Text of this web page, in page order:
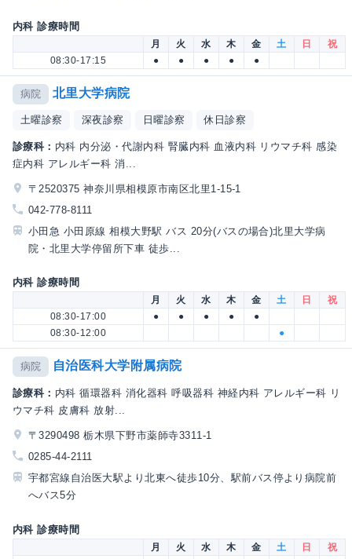
内科 診療時間
月 火 水 木 金 土 日
祝
08:30-17:15
● ● ● ● ●
病院 北里大学病院
土曜診察 深夜診察 日曜診察 休日診察
診療科： 内科 内分泌・代謝内科 腎臓内科 血液内科 リウマチ科 感染
症内科 アレルギー科 消...
〒2520375 神奈川県相模原市南区北里1-15-1
042-778-8111
小田急 小田原線 相模大野駅 バス 20分(バスの場合)北里大学病
院・北里大学停留所下車 徒歩...
内科 診療時間
月 火 水 木 金 土 日
祝
08:30-17:00
● ● ● ●
●
08:30-12:00
●
病院 自治医科大学附属病院
診療科： 内科 循環器科 消化器科 呼吸器科 神経内科 アレルギー科 リ
ウマチ科 皮膚科 放射...
〒3290498 栃木県下野市薬師寺3311-1
0285-44-2111
宇都宮線自治医大駅より北東へ徒歩10分、駅前バス停より病院前
へバス5分
内科 診療時間
月 火 水 木 金 土 日
祝